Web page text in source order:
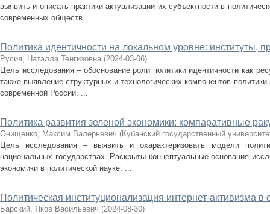
выявить и описать практики актуализации их субъектности в
современных обществ. ...
Политика идентичности на локальном уровне: институты,
Русия, Натэлла Тенгизовна (2024-03-06)
Цель исследования – обоснование роли политики идентичности как
также выявление структурных и технологических компонентов
современной России. ...
Политика развития зеленой экономики: компаративные
Онищенко, Максим Валерьевич (Кубанский государственный
Цель исследования – выявить и охарактеризовать модели
национальных государствах. Раскрыты концептуальные основания
экономики в политической науке. ...
Политическая институционализация интернет-активизма
Барский, Яков Васильевич (2024-08-30)